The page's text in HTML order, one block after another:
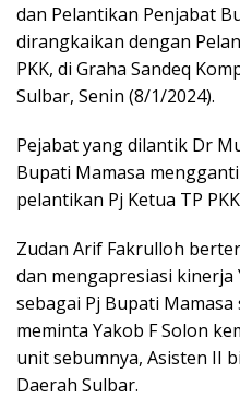
dan Pelantikan Penjabat
dirangkaikan dengan
PKK, di Graha Sandeq
Sulbar, Senin (8/1/2024).
Pejabat yang dilantik Dr
Bupati Mamasa
pelantikan Pj Ketua TP
Zudan Arif Fakrulloh
dan mengapresiasi kinerja
sebagai Pj Bupati
meminta Yakob F Solon
unit sebumnya, Asisten II
Daerah Sulbar.